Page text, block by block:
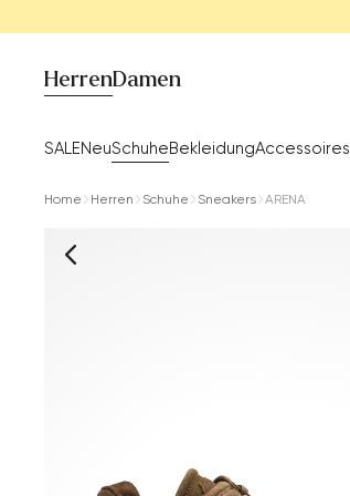
Herren
SALENeuSchuheBekleidungAccessoires
Damen
Home Herren Schuhe Sneakers ARENA